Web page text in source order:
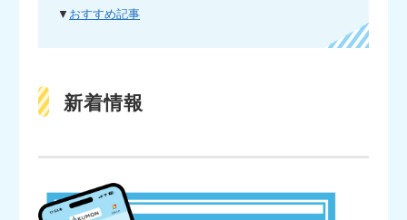
▼ おすすめ記事
新着情報